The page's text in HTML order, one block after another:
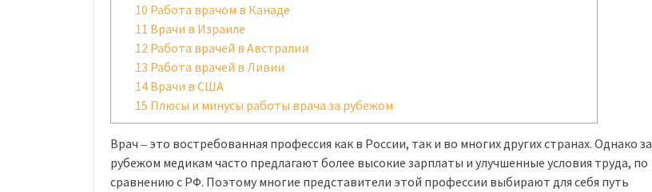
10 Работа врачом в Канаде
11 Врачи в Израиле
12 Работа врачей в Австралии
13 Работа врачей в Ливии
14 Врачи в США
15 Плюсы и минусы работы врача за рубежом
Врач ‒ это востребованная профессия как в России, так и во многих других странах. Однако за
рубежом медикам часто предлагают более высокие зарплаты и улучшенные условия труда, по
сравнению с РФ. Поэтому многие представители этой профессии выбирают для себя путь